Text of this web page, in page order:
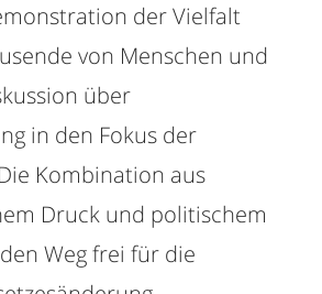
der Vielfalt
von Menschen und
über
in den Fokus der
Kombination aus
Druck und politischem
Weg frei für die